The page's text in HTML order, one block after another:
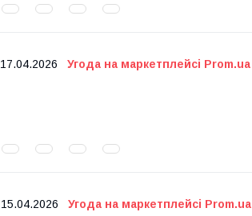
17.04.2026 Угода на маркетплейсі Prom.ua
15.04.2026 Угода на маркетплейсі Prom.ua